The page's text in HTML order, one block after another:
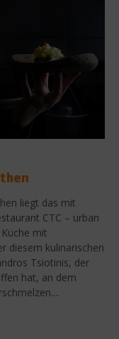
liegt das mit
CTC – urban
mit
diesem kulinarischen
Tsiotinis, der
hat, an dem